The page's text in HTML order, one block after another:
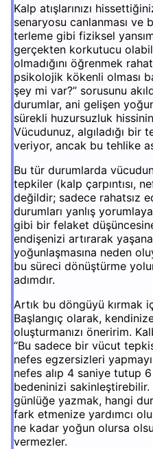
Kalp atışlarınızı
senaryosu canlanması ve
terleme gibi fiziksel
gerçekten korkutucu
olmadığını öğrenmek
psikolojik kökenli olması
şey mi var?” sorusunu
durumlar, ani gelişen
sürekli huzursuzluk
Vücudunuz, algıladığı bir
veriyor, ancak bu tehlike
Bu tür durumlarda
tepkiler (kalp çarpıntısı,
değildir; sadece rahatsız
durumları yanlış
gibi bir felaket
endişenizi artırarak
yoğunlaşmasına neden
bu süreci dönüştürme
adımdır.
Artık bu döngüyü kırmak
Başlangıç olarak,
oluşturmanızı öneririm.
“Bu sadece bir vücut
nefes egzersizleri
nefes alıp 4 saniye tutup
bedeninizi sakinleştirebilir.
günlüğe yazmak, hangi
fark etmenize yardımcı
ne kadar yoğun olursa
vermezler.